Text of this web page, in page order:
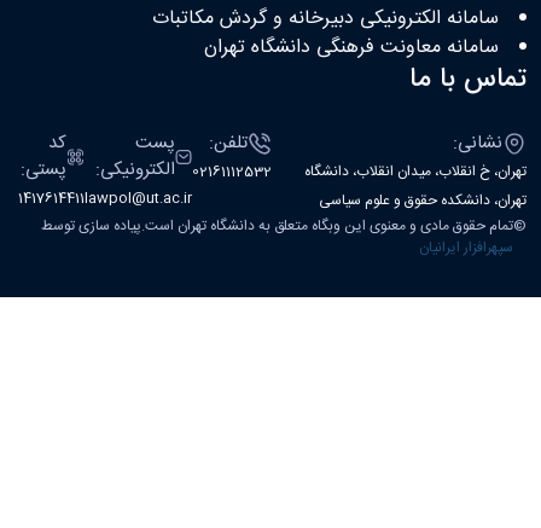
سامانه الکترونیکی دبیرخانه و گردش مکاتبات
سامانه معاونت فرهنگی دانشگاه تهران
تماس با ما
نشانی:
تهران، خ انقلاب، میدان انقلاب، دانشگاه
تهران، دانشکده حقوق و علوم سیاسی
تلفن:
02161112532
پست
الکترونیکی:
lawpol@ut.ac.ir
کد
پستی:
1417614411
©تمام حقوق مادی و معنوی این وبگاه متعلق به دانشگاه تهران است.پیاده سازی توسط
سپهرافزار ایرانیان